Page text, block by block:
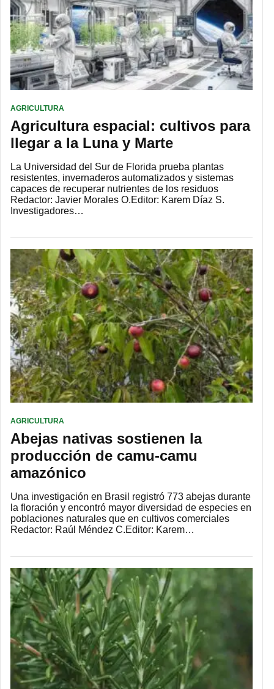
AGRICULTURA
Agricultura espacial: cultivos para
llegar a la Luna y Marte
La Universidad del Sur de Florida prueba plantas
resistentes, invernaderos automatizados y sistemas
capaces de recuperar nutrientes de los residuos
Redactor: Javier Morales O.Editor: Karem Díaz S.
Investigadores…
AGRICULTURA
Abejas nativas sostienen la
producción de camu-camu
amazónico
Una investigación en Brasil registró 773 abejas durante
la floración y encontró mayor diversidad de especies en
poblaciones naturales que en cultivos comerciales
Redactor: Raúl Méndez C.Editor: Karem…